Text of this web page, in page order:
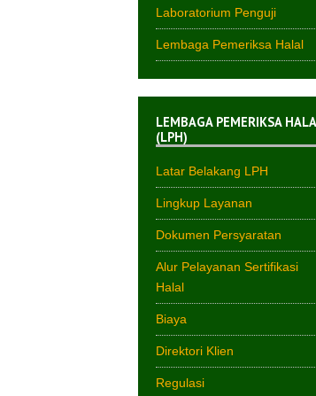
Laboratorium Penguji
Lembaga Pemeriksa Halal
LEMBAGA PEMERIKSA
(LPH)
Latar Belakang LPH
Lingkup Layanan
Dokumen Persyaratan
Alur Pelayanan Sertifikasi
Halal
Biaya
Direktori Klien
Regulasi